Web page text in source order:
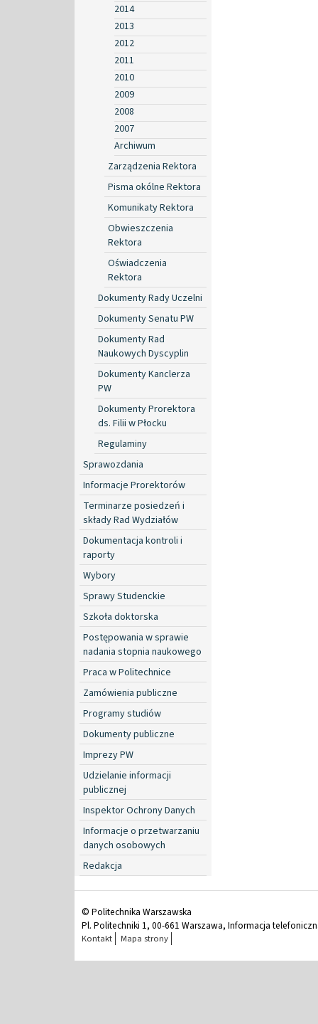
2014
2013
2012
2011
2010
2009
2008
2007
Archiwum
Zarządzenia Rektora
Pisma okólne Rektora
Komunikaty Rektora
Obwieszczenia
Rektora
Oświadczenia
Rektora
Dokumenty Rady Uczelni
Dokumenty Senatu PW
Dokumenty Rad
Naukowych Dyscyplin
Dokumenty Kanclerza
PW
Dokumenty Prorektora
ds. Filii w Płocku
Regulaminy
Sprawozdania
Informacje Prorektorów
Terminarze posiedzeń i
składy Rad Wydziałów
Dokumentacja kontroli i
raporty
Wybory
Sprawy Studenckie
Szkoła doktorska
Postępowania w sprawie
nadania stopnia naukowego
Praca w Politechnice
Zamówienia publiczne
Programy studiów
Dokumenty publiczne
Imprezy PW
Udzielanie informacji
publicznej
Inspektor Ochrony Danych
Informacje o przetwarzaniu
danych osobowych
Redakcja
© Politechnika Warszawska
Pl. Politechniki 1, 00-661 Warszawa, Informacja
Kontakt Mapa strony